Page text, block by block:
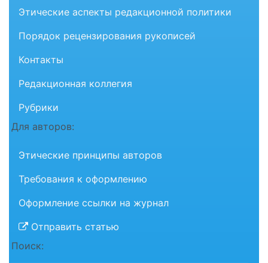
Этические аспекты редакционной политики
Порядок рецензирования рукописей
Контакты
Редакционная коллегия
Рубрики
Для авторов:
Этические принципы авторов
Требования к оформлению
Оформление ссылки на журнал
Отправить статью
Поиск: